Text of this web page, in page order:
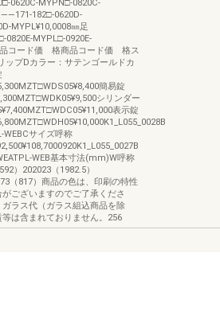
0620C-MYPN□-0820C-
182□-0620D-
MYPL¥10,0008㎜足
MYPL□-0920E-
コード価 格商品コード価 格ス
ップDカラー：サテンゴールドカ
簡易錠
シリンダー
表示錠
WEBCサイズ呼称
WEB基本寸法(mm)W呼称
）202023（1982.5）
（817）商品の色は、印刷の特性
ございますのでご了承くださ
ラス代（ガラス組込商品を除
は含まれておりません。256